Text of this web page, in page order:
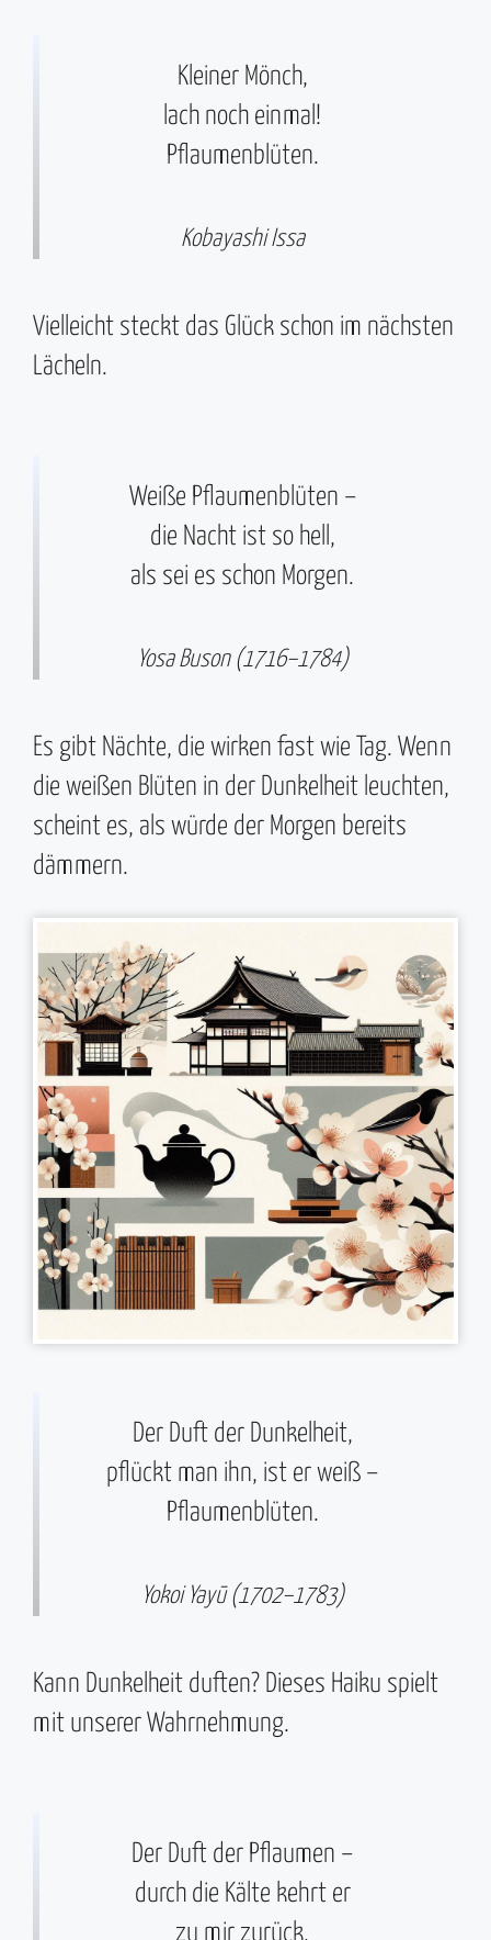
Kleiner Mönch,
lach noch einmal!
Pflaumenblüten.
Kobayashi Issa
Vielleicht steckt das Glück schon im nächsten
Lächeln.
Weiße Pflaumenblüten –
die Nacht ist so hell,
als sei es schon Morgen.
Yosa Buson (1716–1784)
Es gibt Nächte, die wirken fast wie Tag. Wenn
die weißen Blüten in der Dunkelheit leuchten,
scheint es, als würde der Morgen bereits
dämmern.
Der Duft der Dunkelheit,
pflückt man ihn, ist er weiß –
Pflaumenblüten.
Yokoi Yayū (1702–1783)
Kann Dunkelheit duften? Dieses Haiku spielt
mit unserer Wahrnehmung.
Der Duft der Pflaumen –
durch die Kälte kehrt er
zu mir zurück.